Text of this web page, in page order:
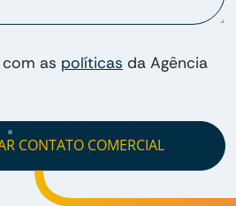
as políticas da Agência
CONTATO COMERCIAL